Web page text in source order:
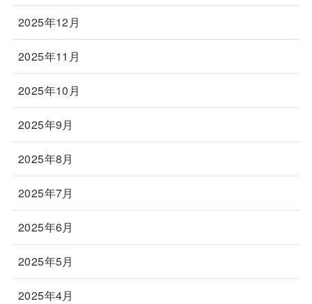
2025年12月
2025年11月
2025年10月
2025年9月
2025年8月
2025年7月
2025年6月
2025年5月
2025年4月